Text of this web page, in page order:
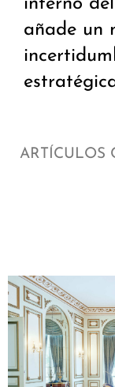
interno
añade un
ARTÍCULOS